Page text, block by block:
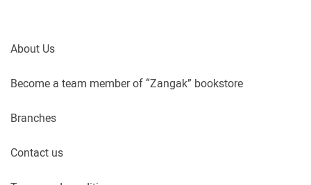
About Us
Become a team member of “Zangak” bookstore
Branches
Contact us